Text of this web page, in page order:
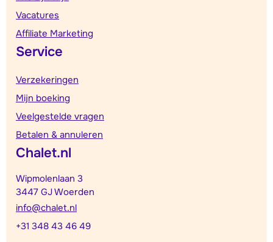
Vacatures
Affiliate Marketing
Service
Verzekeringen
Mijn boeking
Veelgestelde vragen
Betalen & annuleren
Chalet.nl
Wipmolenlaan 3
3447 GJ Woerden
info@chalet.nl
+31 348 43 46 49